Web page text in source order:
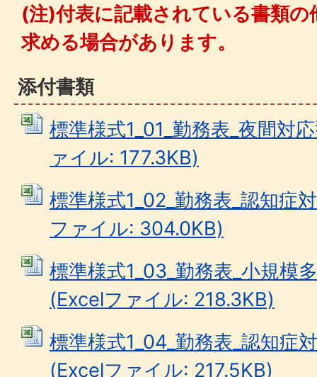
(注)付表に記載されている書類の
求める場合があります。
添付書類
標準様式1_01_勤務表_夜間対
ァイル: 177.3KB)
標準様式1_02_勤務表_認知症
ファイル: 304.0KB)
標準様式1_03_勤務表_小規模
(Excelファイル: 218.3KB)
標準様式1_04_勤務表_認知症
(Excelファイル: 217.5KB)